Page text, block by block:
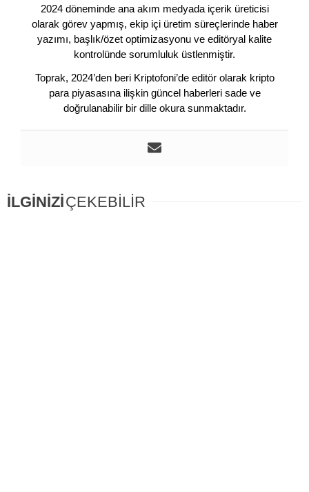
2024 döneminde ana akım medyada içerik üreticisi
olarak görev yapmış, ekip içi üretim süreçlerinde haber
yazımı, başlık/özet optimizasyonu ve editöryal kalite
kontrolünde sorumluluk üstlenmiştir.
Toprak, 2024’den beri Kriptofoni’de editör olarak kripto
para piyasasına ilişkin güncel haberleri sade ve
doğrulanabilir bir dille okura sunmaktadır.
İLGİNİZİÇEKEBİLİR